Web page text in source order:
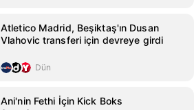
Atletico Madrid, Beşiktaş'ın Dusan
Vlahovic transferi için devreye girdi
Dün
Ani'nin Fethi İçin Kick Boks